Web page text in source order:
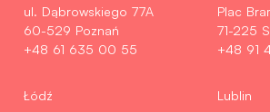
ul. Dąbrowskiego 77A
60-529 Poznań
+48 61 635 00 55
Plac
71-225
+48 91
Łódź
Lublin